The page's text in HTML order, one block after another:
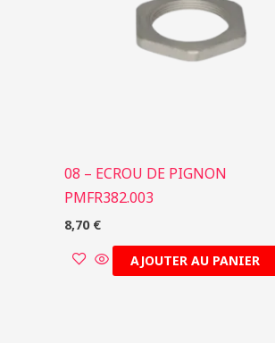
08 – ECROU DE PIGNON
PMFR382.003
8,70 €
AJOUTER AU PANIER